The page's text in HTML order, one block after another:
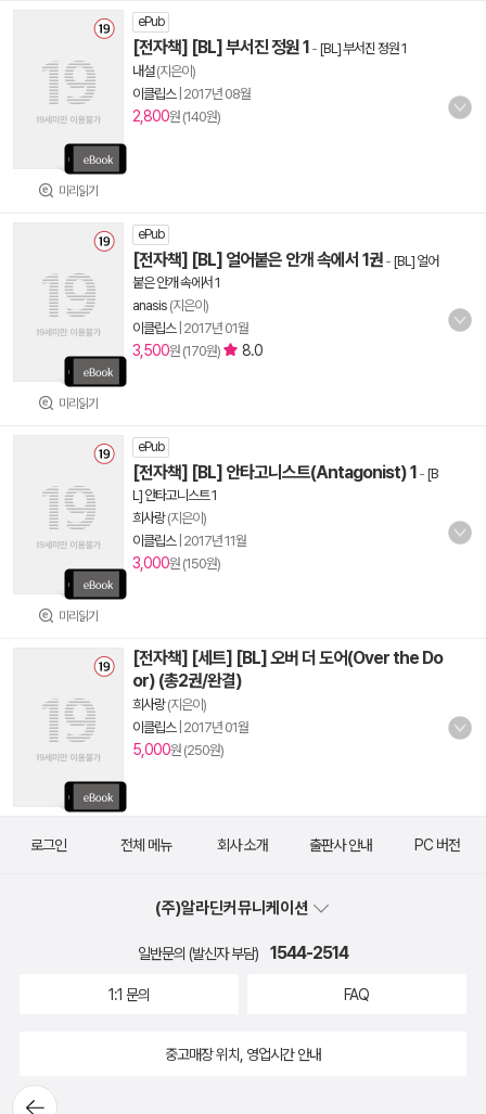
미리읽기
ePub
[전자책] [BL] 부서진 정원 1 - [BL] 부서진 정원 1
내설(지은이)
이클립스| 2017년 08월
2,800원 (140원)
미리읽기
ePub
[전자책] [BL] 얼어붙은 안개 속에서 1권 - [BL] 얼어
붙은 안개 속에서 1
anasis (지은이)
이클립스| 2017년 01월
3,500원 (170원) 8.0
미리읽기
ePub
[전자책] [BL] 안타고니스트(Antagonist) 1 - [B
L] 안타고니스트 1
희사랑(지은이)
이클립스| 2017년 11월
3,000원 (150원)
[전자책] [세트] [BL] 오버 더 도어(Over the Do
or) (총2권/완결)
희사랑(지은이)
이클립스| 2017년 01월
5,000원 (250원)
뒤로가
로그인 전체 메뉴 회사 소개 출판사 안내 PC 버전
(주)알라딘커뮤니케이션
일반문의 (발신자 부담) 1544-2514
1:1 문의 FAQ
중고매장 위치, 영업시간 안내